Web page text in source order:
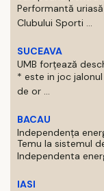
Performantă
Clubului Sporti ...
SUCEAVA
UMB forțează
* este in joc jalonul
de or ...
BACAU
Independența
Temu la sistemul
Independenta
IASI